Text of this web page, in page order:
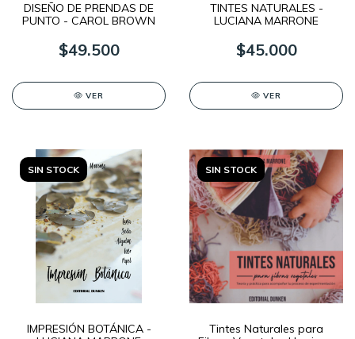
DISEÑO DE PRENDAS DE
PUNTO - CAROL BROWN
$49.500
VER
TINTES NATURALES -
LUCIANA MARRONE
$45.000
VER
SIN STOCK
IMPRESIÓN BOTÁNICA -
SIN STOCK
Tintes Naturales para